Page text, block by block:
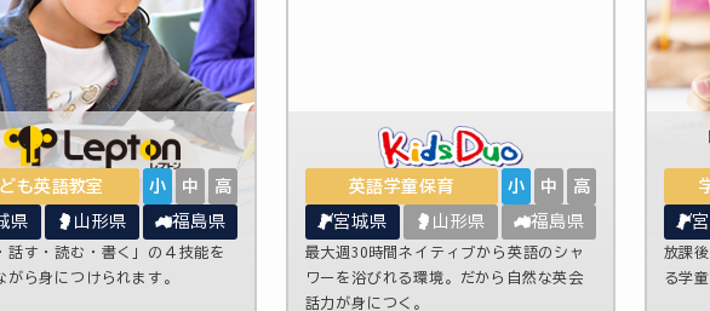
も英語教室 小 中 高
県 山形県 福島県
話す・読む・書く」の４技能を
がら身につけられます。
英語学童保育 小 中 高
宮城県 山形県 福島県
最大週30時間ネイティブから英語のシャ
ワーを浴びれる環境。だから自然な英会
話力が身につく。
放課
る学